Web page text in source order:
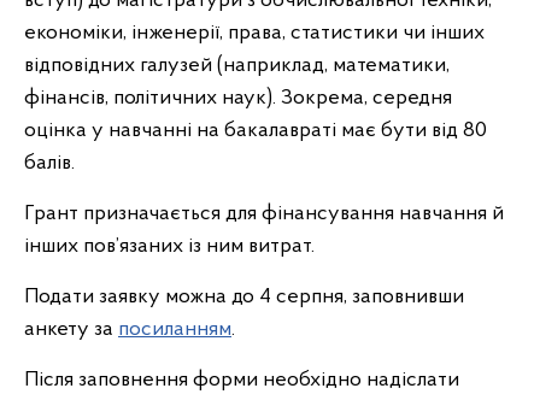
економіки, інженерії, права, статистики чи інших
відповідних галузей (наприклад, математики,
фінансів, політичних наук). Зокрема, середня
оцінка у навчанні на бакалавраті має бути від 80
балів.
Грант призначається для фінансування навчання й
інших пов’язаних із ним витрат.
Подати заявку можна до 4 серпня, заповнивши
анкету за посиланням.
Після заповнення форми необхідно надіслати